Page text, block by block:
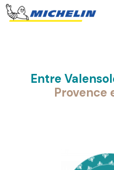
Entre
Provence